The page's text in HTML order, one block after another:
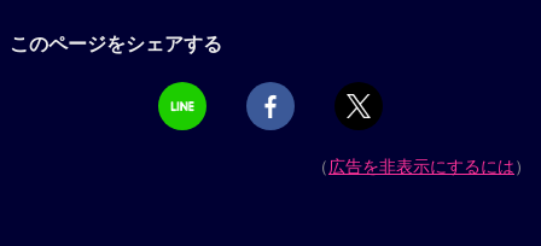
このページをシェアする
（広告を非表示にするには）